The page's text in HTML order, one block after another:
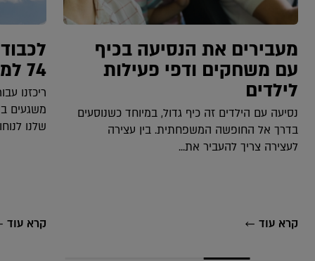
מעבירים את הנסיעה בכיף
עם משחקים ודפי פעילות
לילדים
נסיעה עם הילדים זה כיף גדול, במיוחד כשנוסעים
בדרך אל החופשה המשפחתית. בין עצירה
לעצירה צריך להעביר את...
קרא עוד
74 למדינת ישראל
ריכזנו
משגעים
שלנו
קרא עוד